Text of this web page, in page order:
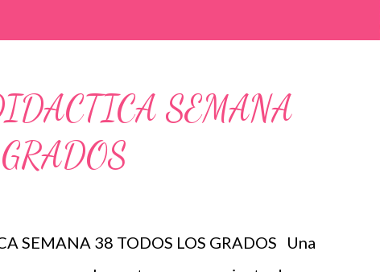
SEMANA
38 TODOS LOS GRADOS Una